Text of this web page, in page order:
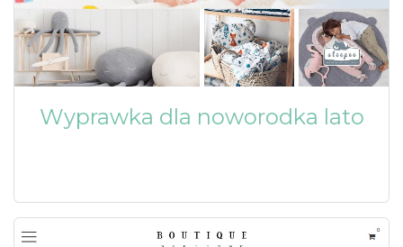
Wyprawka dla noworodka lato